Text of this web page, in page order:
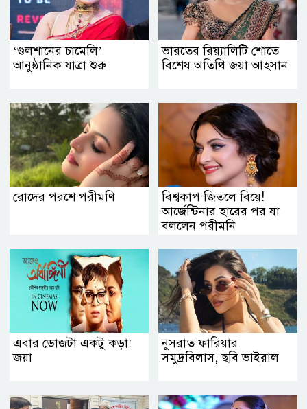
‘গুলশানের চামেলি’
আনুষ্ঠানিক যাত্রা শুরু
ভারতের রিয়্যালিটি শোতে
বিশেষ অতিথি জয়া আহসান
রোদের পরশে পরীমণি
বিশ্বকাপ জিতলে বিয়ে!
আর্জেন্টিনার হারের পর যা
বললেন পরীমনি
এবার ডোজটা একটু কড়া:
জয়া
নুসরাত ফারিয়ার
সমুদ্রবিলাস, ছবি ভাইরাল